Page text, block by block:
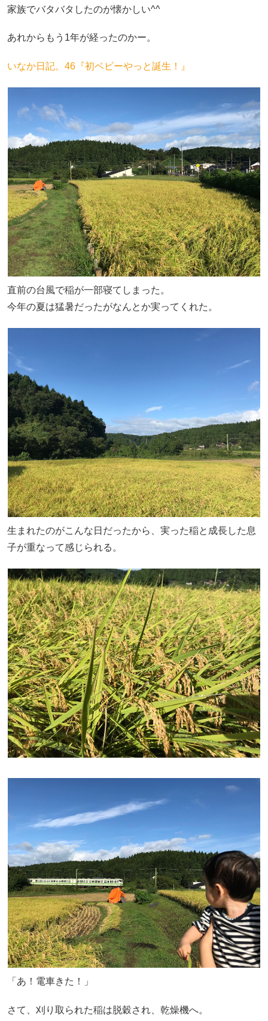
家族でバタバタしたのが懐かしい^^
あれからもう1年が経ったのかー。
いなか日記。46『初ベビーやっと誕生！』
直前の台風で稲が一部寝てしまった。
今年の夏は猛暑だったがなんとか実ってくれた。
生まれたのがこんな日だったから、実った稲と成長した息
子が重なって感じられる。
「あ！電車きた！」
さて、刈り取られた稲は脱穀され、乾燥機へ。